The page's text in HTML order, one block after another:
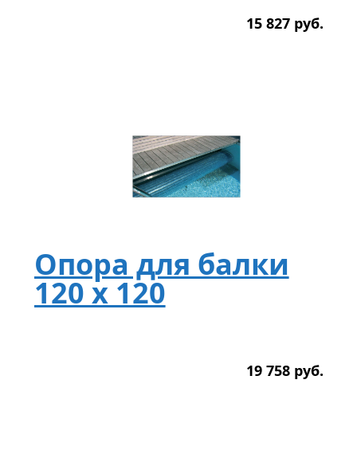
15 827 руб.
Опора для балки
120 х 120
19 758 руб.